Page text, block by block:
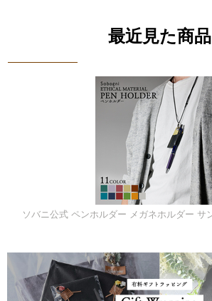
最近見た商品